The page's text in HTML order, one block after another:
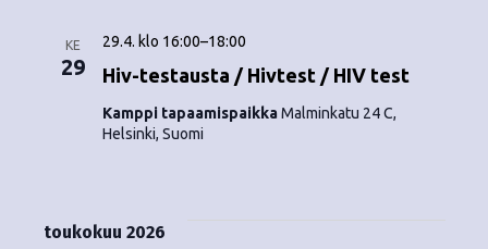
KE
29 Hiv-testausta / Hivtest / HIV test
29.4. klo 16:00–18:00
Kamppi tapaamispaikkaMalminkatu 24 C,
Helsinki, Suomi
toukokuu 2026